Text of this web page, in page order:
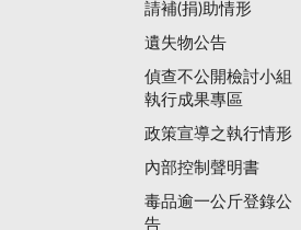
請補(捐)助情形
遺失物公告
偵查不公開檢討小組
執行成果專區
政策宣導之執行情形
內部控制聲明書
毒品逾一公斤登錄公
告